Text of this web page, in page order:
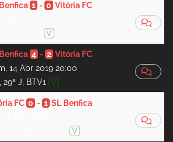
1- 0 Vitória FC
V
4- 2 Vitória FC
14 Abr 2019 20:00
29ª J, BTV1
V
FC 0 - 1 SL Benfica
V